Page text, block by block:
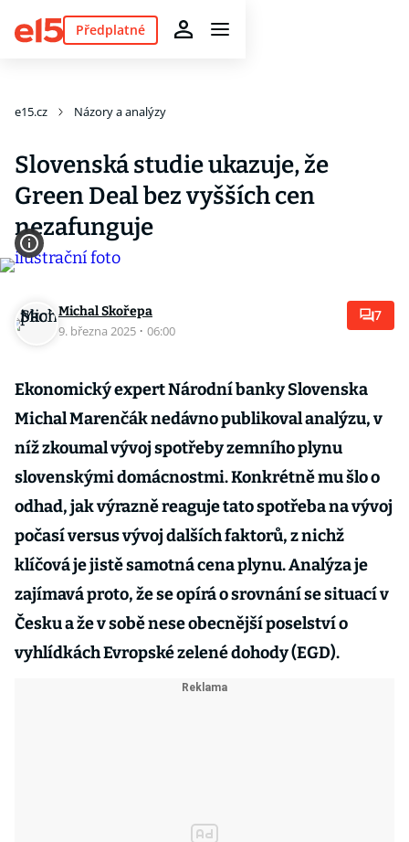
Předplatné
e15.cz Názory a analýzy
Slovenská studie ukazuje, že
Green Deal bez vyšších cen
nezafunguje
Michal Skořepa
9. března 2025 · 06:00
7
Ekonomický expert Národní banky Slovenska
Michal Marenčák nedávno publikoval analýzu, v
níž zkoumal vývoj spotřeby zemního plynu
slovenskými domácnostmi. Konkrétně mu šlo o
odhad, jak výrazně reaguje tato spotřeba na vývoj
počasí versus vývoj dalších faktorů, z nichž
klíčová je jistě samotná cena plynu. Analýza je
zajímavá proto, že se opírá o srovnání se situací v
Česku a že v sobě nese obecnější poselství o
vyhlídkách Evropské zelené dohody (EGD).